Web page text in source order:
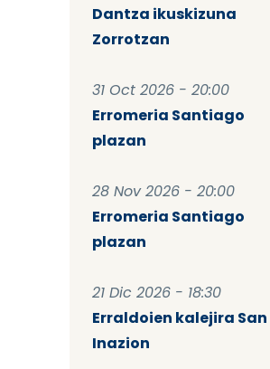
Dantza ikuskizuna
Zorrotzan
31 Oct 2026 - 20:00
Erromeria Santiago
plazan
28 Nov 2026 - 20:00
Erromeria Santiago
plazan
21 Dic 2026 - 18:30
Erraldoien kalejira San
Inazion